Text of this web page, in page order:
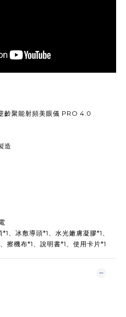
齡聚能射頻美眼儀 PRO 4.0
造
、冰敷導頭*1、水光嫩膚凝膠*1、
擦機布*1、說明書*1、使用卡片*1